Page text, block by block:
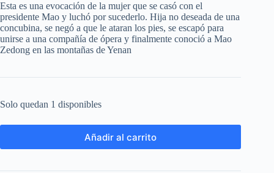
Esta es una evocación de la mujer que se casó con el
presidente Mao y luchó por sucederlo. Hija no deseada de una
concubina, se negó a que le ataran los pies, se escapó para
unirse a una compañía de ópera y finalmente conoció a Mao
Zedong en las montañas de Yenan
Solo quedan 1 disponibles
Añadir al carrito